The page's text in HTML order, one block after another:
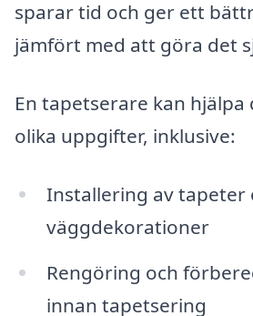
sparar tid och ger ett
jämfört med att göra det
En tapetserare kan hjälpa
olika uppgifter, inklusive:
Installering av tapeter
väggdekorationer
Rengöring och
innan tapetsering